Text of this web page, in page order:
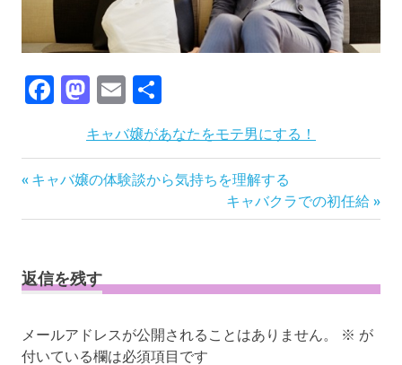
Facebook
Mastodon
Email
キャバ嬢があなたをモテ男にする！
投
ナ
ゲ
ョ
前
記
キャバ嬢の体験談から気持ちを理解する
次
の
キャバクラでの初任給
返信を残す
メールアドレスが公開されることはありません。 ※ が
付いている欄は必須項目です